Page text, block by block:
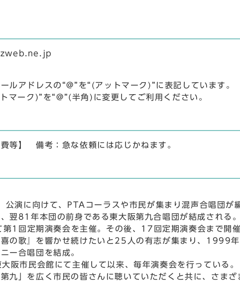
ルアドレスの“@”を“(アットマーク)”に表記しています。
マーク)”を“@”(半角)に変更してご利用ください。
等】 備考：急な依頼には応じかねます。
演に向けて、PTAコーラスや市民が集まり混声合唱団が
翌81年本団の前身である東大阪第九合唱団が結成される。
回定期演奏会を主催。その後、17回定期演奏会まで開催
の歌』を響かせ続けたいと25人の有志が集まり、1999
ー合唱団を結成。
市民会館にて主催して以来、毎年演奏会を行っている。
九」を広く市民の皆さんに聴いていただくと共に、さまざ